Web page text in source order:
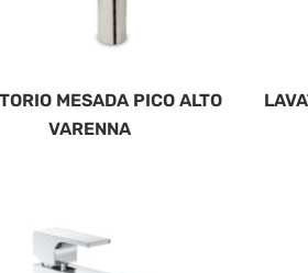
MESADA PICO ALTO
VARENNA